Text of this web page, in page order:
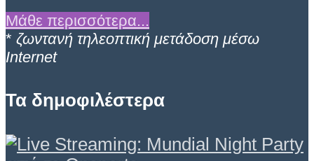
Μάθε περισσότερα...
* ζωντανή τηλεοπτική μετάδοση μέσω
Internet
Τα δημοφιλέστερα